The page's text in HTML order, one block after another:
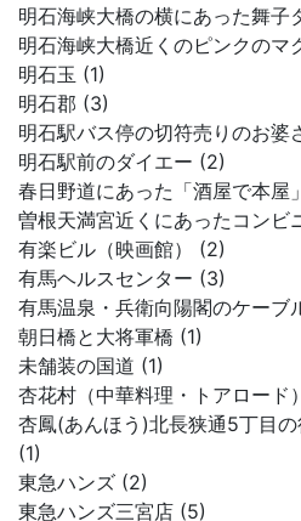
明石海峡大橋の横にあった舞子
明石海峡大橋近くのピンクのマ
明石玉 (1)
明石郡 (3)
明石駅バス停の切符売りのお婆
明石駅前のダイエー (2)
春日野道にあった「酒屋で本屋
曽根天満宮近くにあったコンビ
有楽ビル（映画館） (2)
有馬ヘルスセンター (3)
有馬温泉・兵衛向陽閣のケーブ
朝日橋と大将軍橋 (1)
未舗装の国道 (1)
杏花村（中華料理・トアロード
杏鳳(あんほう)北長狭通5丁目
(1)
東急ハンズ (2)
東急ハンズ三宮店 (5)